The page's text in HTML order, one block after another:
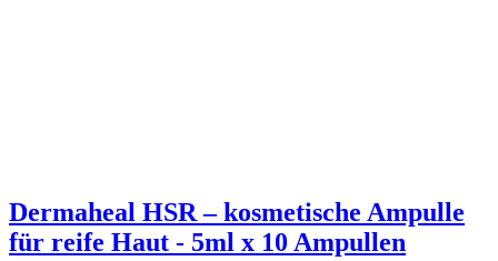
Dermaheal HSR – kosmetische Ampulle
für reife Haut - 5ml x 10 Ampullen